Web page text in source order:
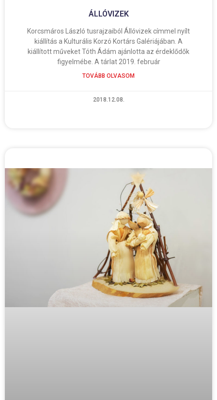
ÁLLÓVIZEK
Korcsmáros László tusrajzaiból Állóvizek címmel nyílt
kiállítás a Kulturális Korzó Kortárs Galériájában. A
kiállított műveket Tóth Ádám ajánlotta az érdeklődők
figyelmébe. A tárlat 2019. február
TOVÁBB OLVASOM
2018.12.08.